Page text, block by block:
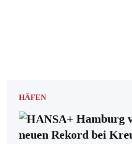
HÄFEN
Hamburg
neuen Rekord bei